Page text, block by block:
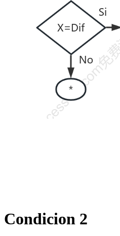
Condicion 2